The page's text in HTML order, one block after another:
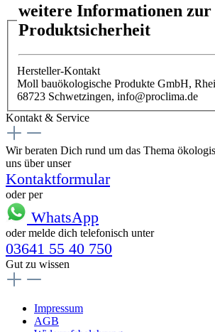
weitere Informationen zur
Produktsicherheit
Hersteller-Kontakt
Moll bauökologische Produkte GmbH,
68723 Schwetzingen, info@proclima.de
Kontakt & Service
Wir beraten Dich rund um das Thema
uns über unser
Kontaktformular
oder per
WhatsApp
oder melde dich telefonisch unter
03641 55 40 750
Gut zu wissen
Impressum
AGB